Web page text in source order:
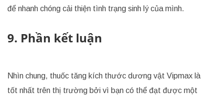
để nhanh chóng cải thiện tình trạng sinh lý của mình.
9. Phần kết luận
Nhìn chung, thuốc tăng kích thước dương vật Vipmax là
tốt nhất trên thị trường bởi vì bạn có thể đạt được một